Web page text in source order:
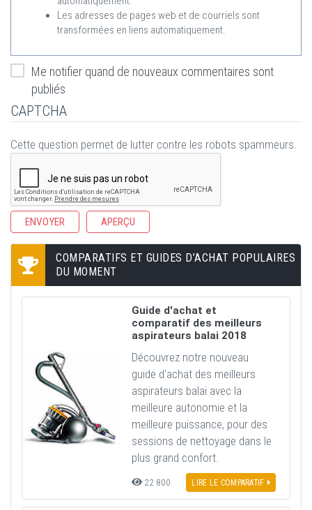
Les adresses de pages web et de courriels sont
transformées en liens automatiquement.
Me notifier quand de nouveaux commentaires sont
publiés
CAPTCHA
Cette question permet de lutter contre les robots spammeurs.
COMPARATIFS ET GUIDES D’ACHAT POPULAIRES
DU MOMENT
Guide d'achat et
comparatif des meilleurs
aspirateurs balai 2018
Découvrez notre nouveau
guide d'achat des meilleurs
aspirateurs balai avec la
meilleure autonomie et la
meilleure puissance, pour des
sessions de nettoyage dans le
plus grand confort.
22 800 LIRE LE COMPARATIF